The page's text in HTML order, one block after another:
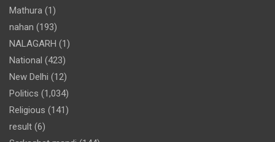
Mathura (1)
nahan (193)
NALAGARH (1)
National (423)
New Delhi (12)
Politics (1,034)
Religious (141)
result (6)